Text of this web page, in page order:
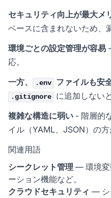
セキュリティ向上が最大メ
ベースに含まれないため、
環境ごとの設定管理が容易
応。
一方、
.env ファイルも安
.gitignore
に追加しない
複雑な構造に弱い - 階層的
イル（YAML、JSON）の方
関連用語
シークレット管理 — 環境変
ーション機能など。
クラウドセキュリティ — シ